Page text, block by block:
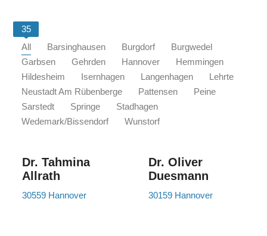
35
All
Barsinghausen Burgdorf
Burgwedel
Garbsen
Gehrden Hannover
Hemmingen
Hildesheim
Isernhagen Langenhagen
Lehrte
Neustadt Am Rübenberge
Pattensen
Peine
Sarstedt
Springe
Stadhagen
Wedemark/Bissendorf
Wunstorf
Dr. Tahmina
Allrath
30559 Hannover
Dr. Oliver
Duesmann
30159 Hannover